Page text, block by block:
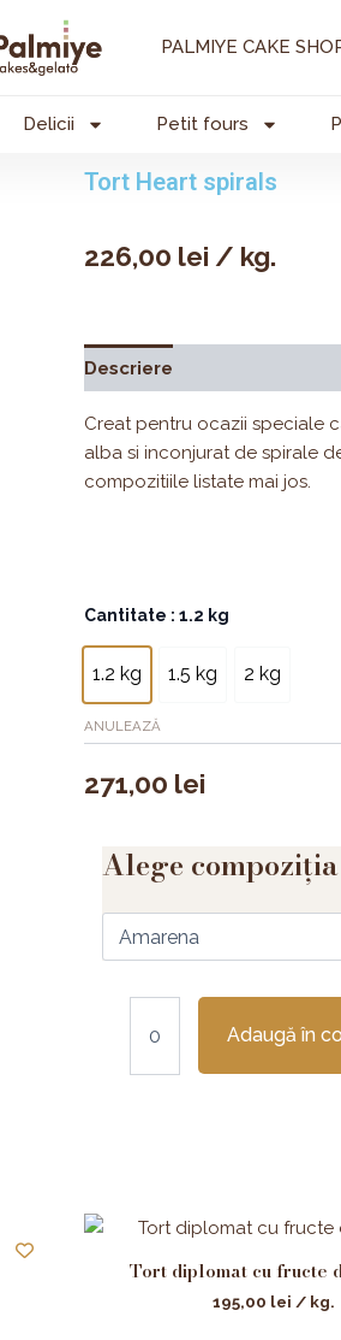
PALMIYE CAKE
Delicii Petit fours
Tort Heart spirals
226,00 lei / kg.
Descriere
Creat pentru ocazii speciale
alba si inconjurat de spirale
compozitiile listate mai jos.
Cantitate : 1.2 kg
1.2 kg 1.5 kg 2 kg
ANULEAZĂ
271,00 lei
Alege compoziția
Cantitate
Heart
spirals
Adaugă în
Tort diplomat cu fructe
195,00 lei / kg.